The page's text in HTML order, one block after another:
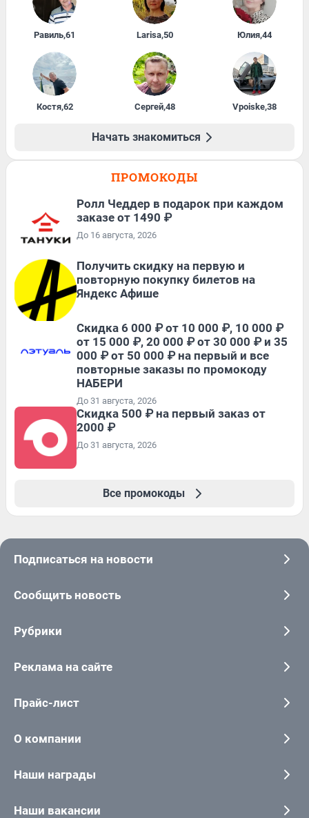
Равиль,61 Larisa,50 Юлия,44
Костя,62 Сергей,48 Vpoiske,38
Начать знакомиться
ПРОМОКОДЫ
Ролл Чеддер в подарок при каждом
заказе от 1490 ₽
До 16 августа, 2026
Получить скидку на первую и
повторную покупку билетов на
Яндекс Афише
Скидка 6 000 ₽ от 10 000 ₽, 10 000 ₽
от 15 000 ₽, 20 000 ₽ от 30 000 ₽ и 35
000 ₽ от 50 000 ₽ на первый и все
повторные заказы по промокоду
НАБЕРИ
До 31 августа, 2026
Скидка 500 ₽ на первый заказ от
2000 ₽
До 31 августа, 2026
Все промокоды
Подписаться на новости
Сообщить новость
Рубрики
Реклама на сайте
Прайс-лист
О компании
Наши награды
Наши вакансии